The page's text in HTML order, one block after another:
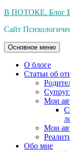
Перейти
содержимому
В ПОТОКЕ. Блог
Сайт
Основное меню
О блоге
Статьи об
Мои
Мои
Обо мне